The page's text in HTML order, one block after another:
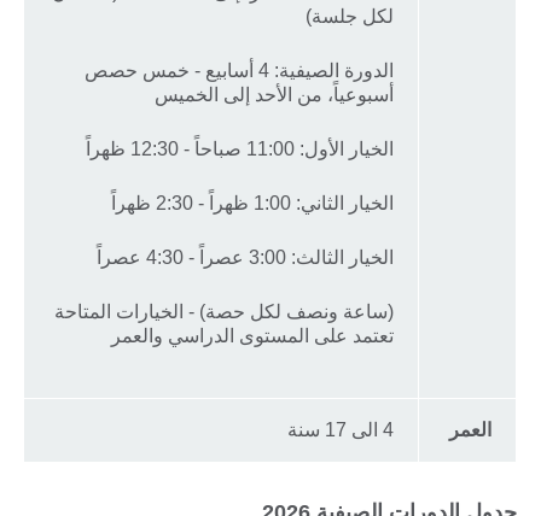
لكل جلسة)
الدورة الصيفية: 4 أسابيع - خمس حصص
أسبوعياً، من الأحد إلى الخميس
الخيار الأول: 11:00 صباحاً - 12:30 ظهراً
الخيار الثاني: 1:00 ظهراً - 2:30 ظهراً
الخيار الثالث: 3:00 عصراً - 4:30 عصراً
(ساعة ونصف لكل حصة) - الخيارات المتاحة
تعتمد على المستوى الدراسي والعمر
العمر 4 الى 17 سنة